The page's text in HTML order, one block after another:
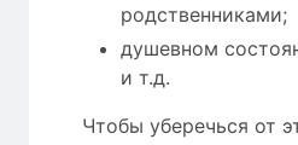
родственниками;
душевном
и т.д.
Чтобы уберечься от